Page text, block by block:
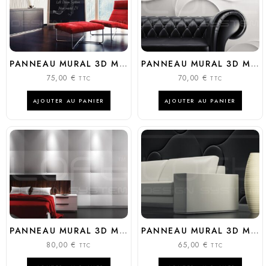
PANNEAU MURAL 3D MODÈLE : FLOW
75,00 € TTC
AJOUTER AU PANIER
PANNEAU MURAL 3D MODÈLE : NEXUS
70,00 € TTC
AJOUTER AU PANIER
PANNEAU MURAL 3D MODÈLE : CUSHION
80,00€ TTC
PANNEAU MURAL 3D MODÈLE : QUILTED
65,00 € TTC